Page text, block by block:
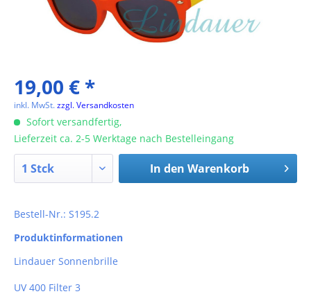
19,00 € *
inkl. MwSt.zzgl. Versandkosten
Sofort versandfertig,
Lieferzeit ca. 2-5 Werktage nach Bestelleingang
In den Warenkorb
Bestell-Nr.: S195.2
Produktinformationen
Lindauer Sonnenbrille
UV 400 Filter 3